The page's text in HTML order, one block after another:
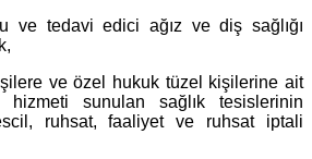
ve tedavi edici ağız ve diş sağlığı
ve özel hukuk tüzel kişilerine ait
hizmeti sunulan sağlık tesislerinin
ruhsat, faaliyet ve ruhsat iptali